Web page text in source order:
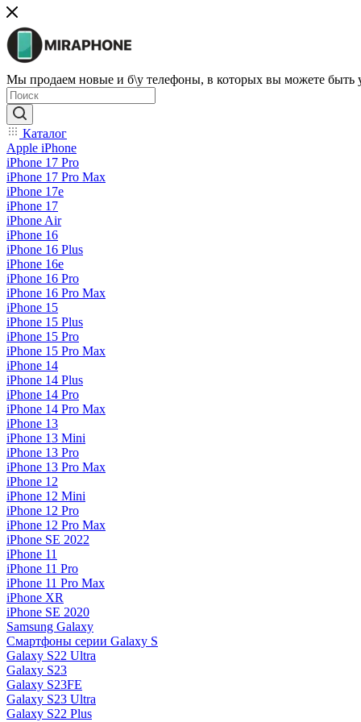
Мы продаем новые и б\у телефоны, в которых вы можете быть
Каталог
Apple iPhone
iPhone 17 Pro
iPhone 17 Pro Max
iPhone 17e
iPhone 17
iPhone Air
iPhone 16
iPhone 16 Plus
iPhone 16e
iPhone 16 Pro
iPhone 16 Pro Max
iPhone 15
iPhone 15 Plus
iPhone 15 Pro
iPhone 15 Pro Max
iPhone 14
iPhone 14 Plus
iPhone 14 Pro
iPhone 14 Pro Max
iPhone 13
iPhone 13 Mini
iPhone 13 Pro
iPhone 13 Pro Max
iPhone 12
iPhone 12 Mini
iPhone 12 Pro
iPhone 12 Pro Max
iPhone SE 2022
iPhone 11
iPhone 11 Pro
iPhone 11 Pro Max
iPhone XR
iPhone SE 2020
Samsung Galaxy
Смартфоны серии Galaxy S
Galaxy S22 Ultra
Galaxy S23
Galaxy S23FE
Galaxy S23 Ultra
Galaxy S22 Plus